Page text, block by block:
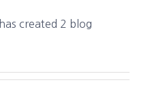
created 2 blog